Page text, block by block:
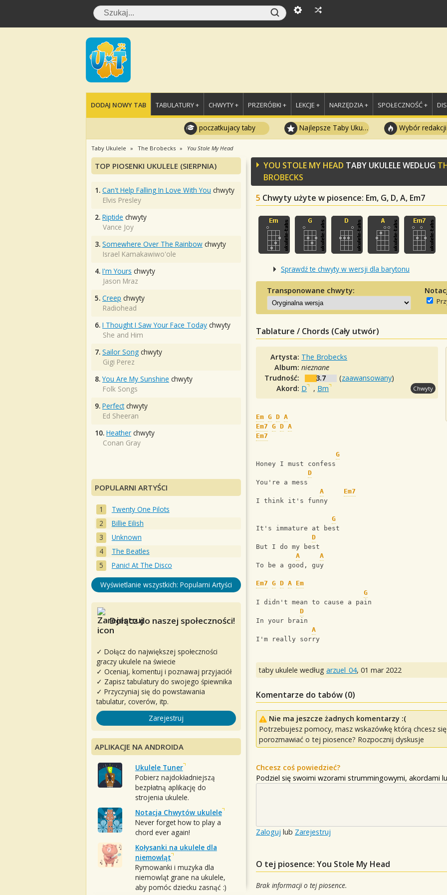
DODAJ NOWY TAB TABULATURY + CHWYTY + PRZERÓBKI + LEKCJE + NARZĘDZIA + SPOŁECZNOŚĆ +
poczatkujacy taby Najlepsze Taby Ukulele Wybór redakcji
Taby Ukulele The Brobecks You Stole My Head
YOU STOLE MY HEAD TABY UKULELE WEDŁUG
BROBECKS
5 Chwyty użyte w piosence: Em, G, D, A, Em7
Sprawdź te chwyty w wersji dla barytonu
Transponowane chwyty:
Tablature / Chords (Cały utwór)
Artysta: The Brobecks
Album:nieznane
Trudność:
3.7 (zaawansowany)
Akord: D , Bm Chwyty
Em G D A
Em7 G D A
Em7
G
Honey I must confess
D
You're a mess
A
Em7
I think it's funny
G
It's immature at best
D
But I do my best
A
A
To be a good, guy
Em7 G D A Em
G
I didn't mean to cause a pain
D
In your brain
A
I'm really sorry
taby ukulele według arzuel_04, 01 mar 2022
Komentarze do tabów (0)
Nie ma jeszcze żadnych komentarzy :(
Potrzebujesz pomocy, masz wskazówkę którą chcesz
porozmawiać o tej piosence? Rozpocznij dyskusje
Chcesz coś powiedzieć?
Podziel się swoimi wzorami strummingowymi, akordami
Zaloguj lub Zarejestruj
O tej piosence: You Stole My Head
Brak informacji o tej piosence.
TOP PIOSENKI UKULELE (SIERPNIA)
1. Can't Help Falling In Love With You chwyty
Elvis Presley
2. Riptide chwyty
Vance Joy
3. Somewhere Over The Rainbow chwyty
Israel Kamakawiwo'ole
4. I'm Yours chwyty
Jason Mraz
5. Creep chwyty
Radiohead
6. I Thought I Saw Your Face Today chwyty
She and Him
7. Sailor Song chwyty
Gigi Perez
8. You Are My Sunshine chwyty
Folk Songs
9. Perfectchwyty
Ed Sheeran
10. Heather chwyty
Conan Gray
POPULARNI ARTYŚCI
Twenty One Pilots
Billie Eilish
Unknown
The Beatles
Panic! At The Disco
Wyświetlanie wszystkich: Popularni Artyści
Dołącz do naszej społeczności!
✓ Dołącz do największej społeczności
graczy ukulele na świecie
✓ Oceniaj, komentuj i poznawaj przyjaciół
✓ Zapisz tabulatury do swojego śpiewnika
✓ Przyczyniaj się do powstawania
tabulatur, coverów, itp.
Zarejestruj
APLIKACJE NA ANDROIDA
Ukulele Tuner
Pobierz najdokładniejszą
bezpłatną aplikację do
strojenia ukulele.
Notacja Chwytów ukulele
Never forget how to play a
chord ever again!
Kołysanki na ukulele dla
niemowląt
Rymowanki i muzyka dla
niemowląt grane na ukulele,
aby pomóc dziecku zasnąć :)